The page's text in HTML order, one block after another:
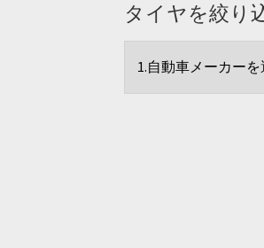
タイヤを絞り